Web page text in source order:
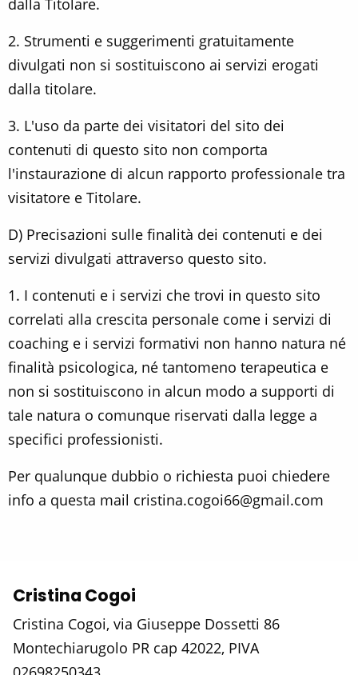
dalla Titolare.
2. Strumenti e suggerimenti gratuitamente
divulgati non si sostituiscono ai servizi erogati
dalla titolare.
3. L'uso da parte dei visitatori del sito dei
contenuti di questo sito non comporta
l'instaurazione di alcun rapporto professionale tra
visitatore e Titolare.
D) Precisazioni sulle finalità dei contenuti e dei
servizi divulgati attraverso questo sito.
1. I contenuti e i servizi che trovi in questo sito
correlati alla crescita personale come i servizi di
coaching e i servizi formativi non hanno natura né
finalità psicologica, né tantomeno terapeutica e
non si sostituiscono in alcun modo a supporti di
tale natura o comunque riservati dalla legge a
specifici professionisti.
Per qualunque dubbio o richiesta puoi chiedere
info a questa mail cristina.cogoi66@gmail.com
Cristina Cogoi
Cristina Cogoi, via Giuseppe Dossetti 86
Montechiarugolo PR cap 42022, PIVA